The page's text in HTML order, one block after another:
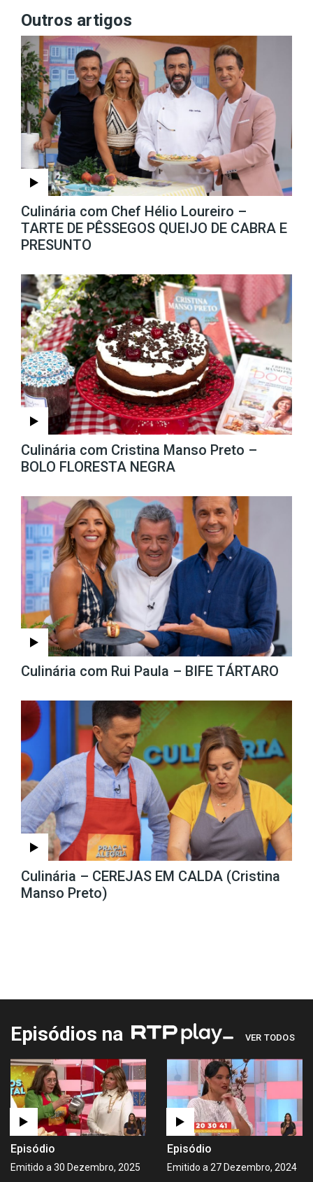
Outros artigos
Culinária com Chef Hélio Loureiro –
TARTE DE PÊSSEGOS QUEIJO DE CABRA E
PRESUNTO
Culinária com Cristina Manso Preto –
BOLO FLORESTA NEGRA
Culinária com Rui Paula – BIFE TÁRTARO
Culinária – CEREJAS EM CALDA (Cristina
Manso Preto)
Episódios na VER TODOS
Episódio
Emitido a 30 Dezembro, 2025
Episódio
Emitido a 27 Dezembro, 2024